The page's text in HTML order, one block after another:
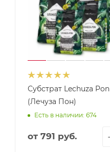
Субстрат Lechuza Pon
(Лечуза Пон)
Есть в наличии: 674
от 791 руб.